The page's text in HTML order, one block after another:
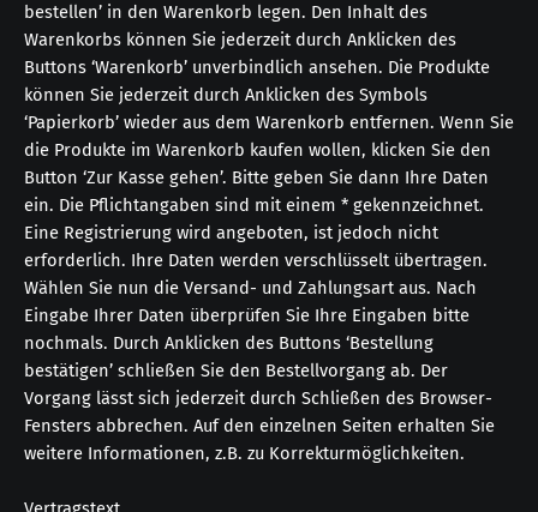
bestellen’ in den Warenkorb legen. Den Inhalt des
Warenkorbs können Sie jederzeit durch Anklicken des
Buttons ‘Warenkorb’ unverbindlich ansehen. Die Produkte
können Sie jederzeit durch Anklicken des Symbols
‘Papierkorb’ wieder aus dem Warenkorb entfernen. Wenn Sie
die Produkte im Warenkorb kaufen wollen, klicken Sie den
Button ‘Zur Kasse gehen’. Bitte geben Sie dann Ihre Daten
ein. Die Pflichtangaben sind mit einem * gekennzeichnet.
Eine Registrierung wird angeboten, ist jedoch nicht
erforderlich. Ihre Daten werden verschlüsselt übertragen.
Wählen Sie nun die Versand- und Zahlungsart aus. Nach
Eingabe Ihrer Daten überprüfen Sie Ihre Eingaben bitte
nochmals. Durch Anklicken des Buttons ‘Bestellung
bestätigen’ schließen Sie den Bestellvorgang ab. Der
Vorgang lässt sich jederzeit durch Schließen des Browser-
Fensters abbrechen. Auf den einzelnen Seiten erhalten Sie
weitere Informationen, z.B. zu Korrekturmöglichkeiten.